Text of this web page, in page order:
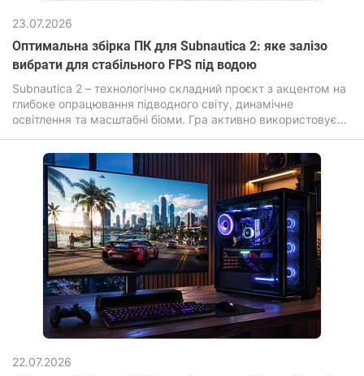
23.07.2026
Оптимальна збірка ПК для Subnautica 2: яке залізо
вибрати для стабільного FPS під водою
Subnautica 2 – технологічно складний проєкт з акцентом на
глибоке опрацювання підводного світу, динамічне
освітлення та масштабні біоми. Гра активно використовує
води, дальнє промальовування та високу щільність
об'єктів, що прямо впливає на вимоги до заліза.
22.07.2026